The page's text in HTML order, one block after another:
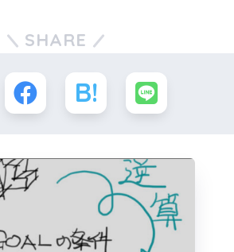
SHARE